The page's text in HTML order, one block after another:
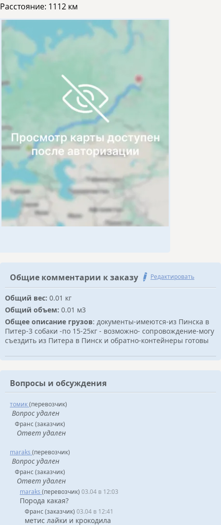
Расстояние: 1112 км
Общие комментарии к заказу Редактировать
Общий вес: 0.01 кг
Общий объем: 0.01 м3
Общее описание грузов: документы-имеются-из Пинска в
Питер-3 собаки -по 15-25кг - возможно- сопровождение-могу
съездить из Питера в Пинск и обратно-контейнеры готовы
Вопросы и обсуждения
томик(перевозчик)
Вопрос удален
Франс (заказчик)
Ответ удален
maraks (перевозчик)
Вопрос удален
Франс (заказчик)
Ответ удален
maraks (перевозчик) 03.04 в 12:03
Порода какая?
Франс (заказчик) 03.04 в 12:41
метис лайки и крокодила